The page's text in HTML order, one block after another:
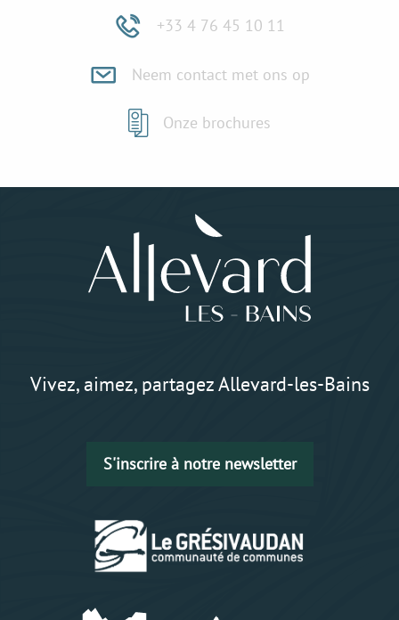
+33 4 76 45 10 11
Neem contact met ons op
Onze brochures
Vivez, aimez, partagez Allevard-les-Bains
S'inscrire à notre newsletter